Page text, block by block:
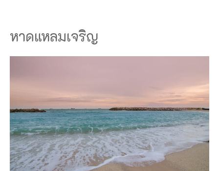
หาดแหลมเจริญ